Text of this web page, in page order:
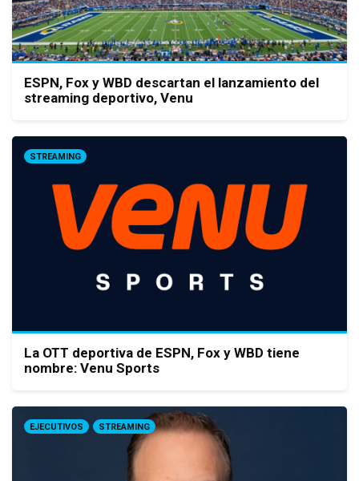
ESPN, Fox y WBD descartan el lanzamiento del
streaming deportivo, Venu
STREAMING
La OTT deportiva de ESPN, Fox y WBD tiene
nombre: Venu Sports
EJECUTIVOS STREAMING